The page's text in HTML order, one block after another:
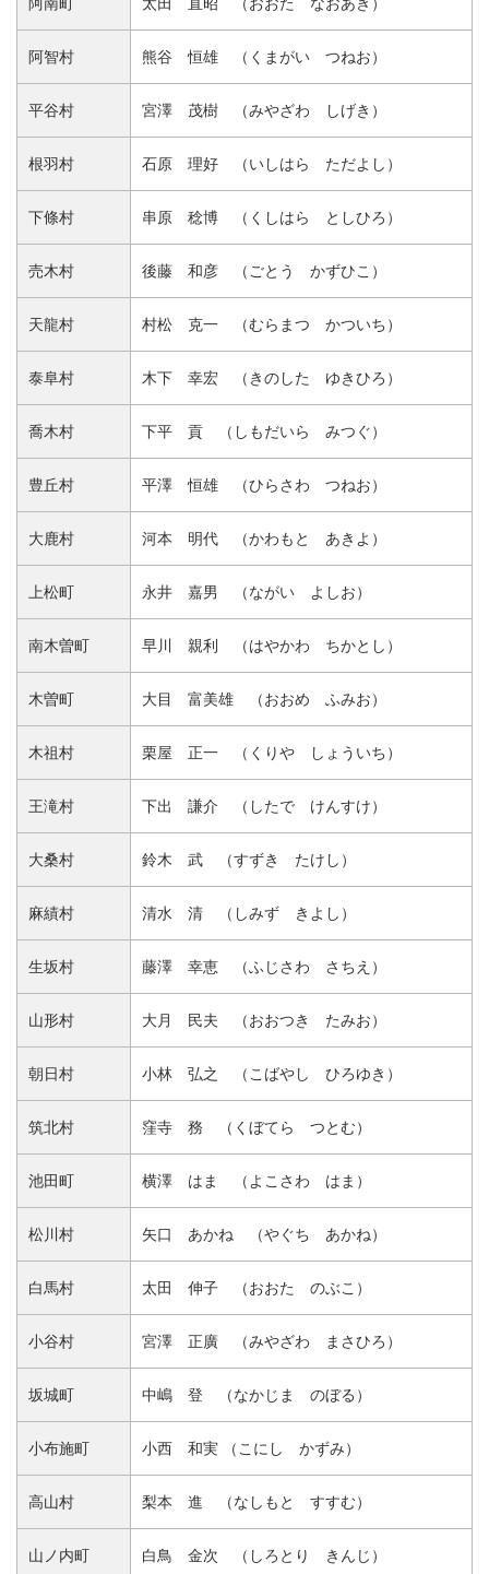
阿智村 熊谷 恒雄 （くまがい つねお）
平谷村 宮澤 茂樹 （みやざわ しげき）
根羽村 石原 理好 （いしはら ただよし）
下條村 串原 稔博 （くしはら としひろ）
売木村 後藤 和彦 （ごとう かずひこ）
天龍村 村松 克一 （むらまつ かついち）
泰阜村 木下 幸宏 （きのした ゆきひろ）
喬木村 下平 貢 （しもだいら みつぐ）
豊丘村 平澤 恒雄 （ひらさわ つねお）
大鹿村 河本 明代 （かわもと あきよ）
上松町 永井 嘉男 （ながい よしお）
南木曽町 早川 親利 （はやかわ ちかとし）
木曽町 大目 富美雄 （おおめ ふみお）
木祖村 栗屋 正一 （くりや しょういち）
王滝村 下出 謙介 （したで けんすけ）
大桑村 鈴木 武 （すずき たけし）
麻績村 清水 清 （しみず きよし）
生坂村 藤澤 幸恵 （ふじさわ さちえ）
山形村 大月 民夫 （おおつき たみお）
朝日村 小林 弘之 （こばやし ひろゆき）
筑北村 窪寺 務 （くぼてら つとむ）
池田町 横澤 はま （よこさわ はま）
松川村 矢口 あかね （やぐち あかね）
白馬村 太田 伸子 （おおた のぶこ）
小谷村 宮澤 正廣 （みやざわ まさひろ）
坂城町 中嶋 登 （なかじま のぼる）
小布施町 小西 和実 （こにし かずみ）
高山村 梨本 進 （なしもと すすむ）
山ノ内町 白鳥 金次 （しろとり きんじ）